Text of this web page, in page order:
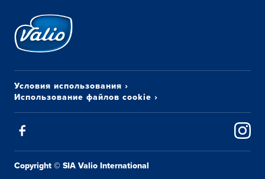
Условия использования ›
Использование файлов cookie ›
Copyright © SIA Valio International